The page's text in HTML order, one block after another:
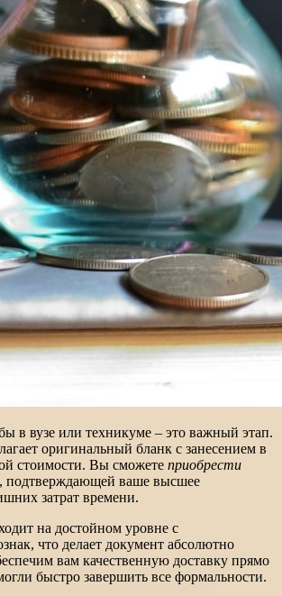
в вузе или техникуме – это важный этап.
оригинальный бланк с занесением в
стоимости. Вы сможете приобрести
подтверждающей ваше высшее
затрат времени.
на достойном уровне с
что делает документ абсолютно
вам качественную доставку прямо
быстро завершить все формальности.